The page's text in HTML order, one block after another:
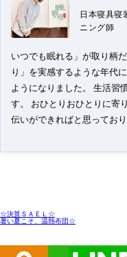
日本寝具寝
ニング師
いつでも眠れる」が取り柄
り」を実感するような年代
ようになりました。 生活習
す。 おひとりおひとりに寄
伝いができればと思っており
☆決算ＳＡＥＬ☆
暑い夏こそ、温熱布団☆